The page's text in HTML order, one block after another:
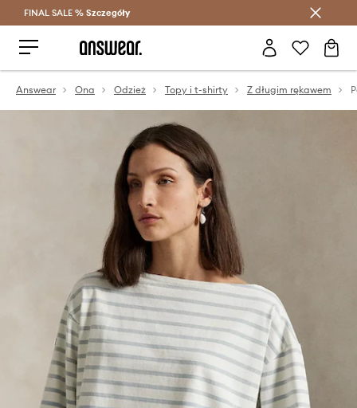
Oszczędzaj z Answear Club >
FINAL SALE % Szczegóły
Answear Ona Odzież Topy i t-shirty Z długim rękawem